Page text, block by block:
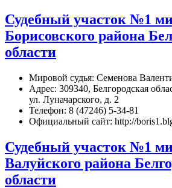
Судебный участок №1
Борисовского района
области
Мировой судья: Семенова
Адрес: 309340, Белгородская
ул. Луначарского, д. 2
Телефон: 8 (47246) 5-34-81
Официальный сайт: http://
Судебный участок №1
Валуйского района
области